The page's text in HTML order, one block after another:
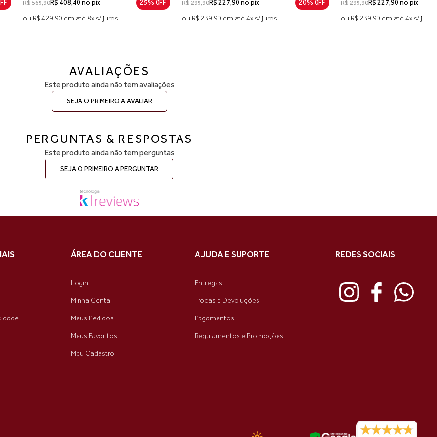
no pix
25% 0FF
até 8x s/ juros
R$ 299,90R$ 227,90 no pix
20% 0FF
ou R$ 239,90 em até 4x s/ juros
R$ 299,90R$ 227,90 no pix
20% 0FF
ou R$ 239,90 em até 4x s/ juros
AVALIAÇÕES
Este produto ainda não tem avaliações
SEJA O PRIMEIRO A AVALIAR
PERGUNTAS & RESPOSTAS
Este produto ainda não tem perguntas
SEJA O PRIMEIRO A PERGUNTAR
ÁREA DO CLIENTE
Login
Minha Conta
Meus Pedidos
Meus Favoritos
Meu Cadastro
AJUDA E SUPORTE
Entregas
Trocas e Devoluções
Pagamentos
Regulamentos e Promoções
REDES SOCIAIS